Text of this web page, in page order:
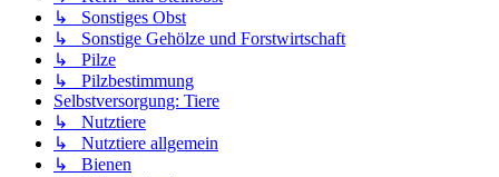
↳ Sonstiges Obst
↳ Sonstige Gehölze und Forstwirtschaft
↳ Pilze
↳ Pilzbestimmung
Selbstversorgung: Tiere
↳ Nutztiere
↳ Nutztiere allgemein
↳ Bienen